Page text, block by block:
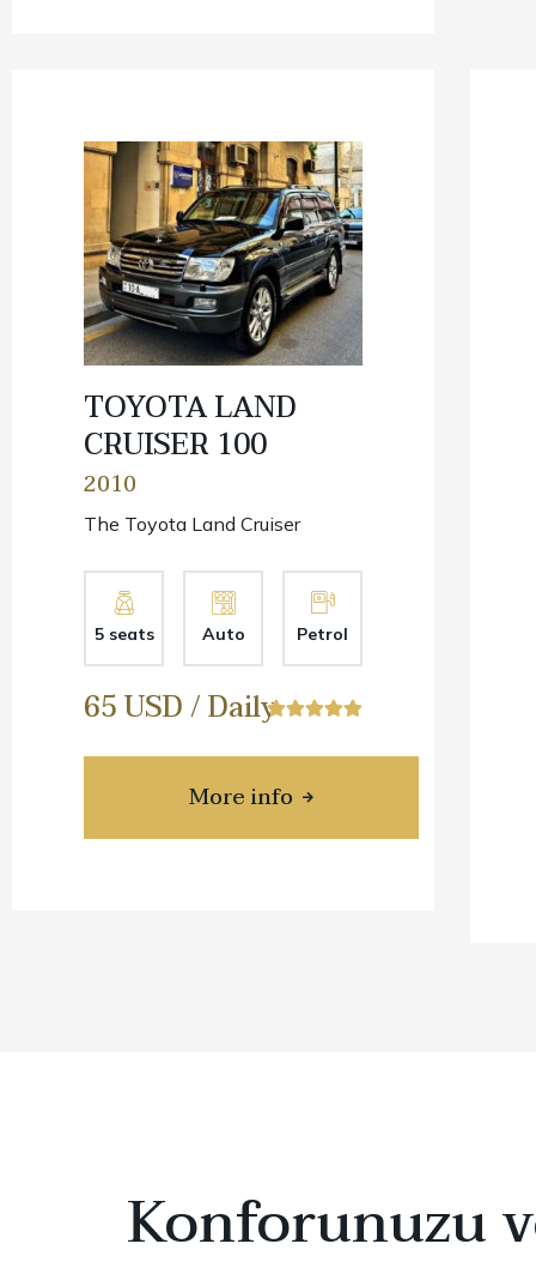
TOYOTA LAND
CRUISER 100
2010
The Toyota Land Cruiser
5 seats Auto Petrol
65 USD / Daily
More infoabout TOYOTA LAND
Konforunuzu